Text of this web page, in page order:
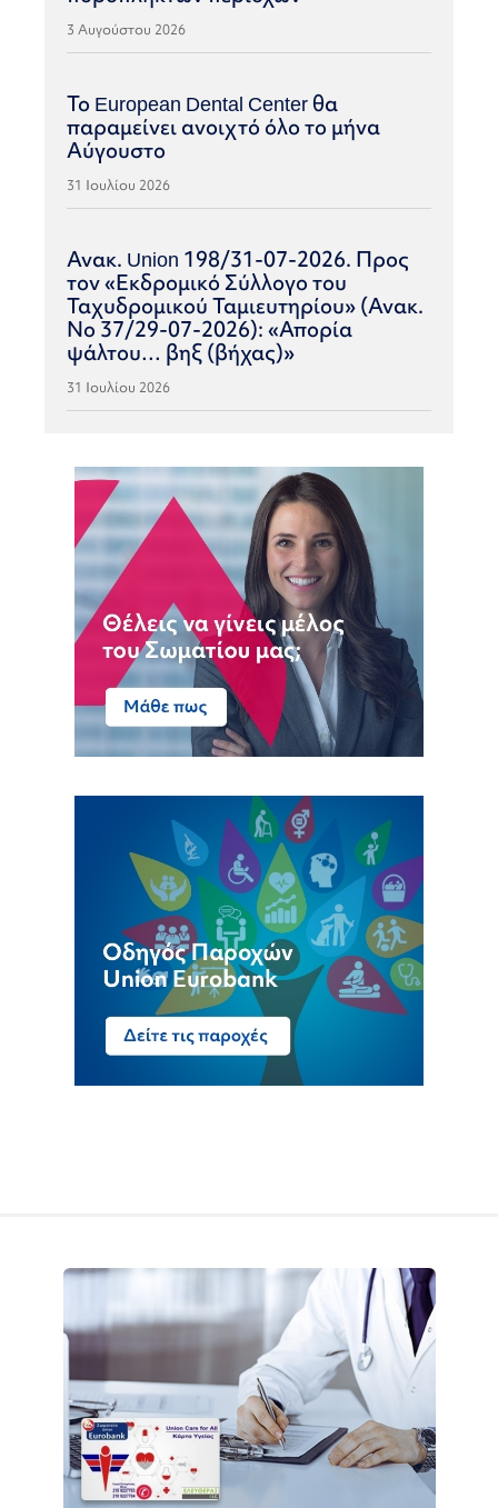
3 Αυγούστου 2026
Το European Dental Center θα
παραμείνει ανοιχτό όλο το μήνα
Αύγουστο
31 Ιουλίου 2026
Ανακ. Union 198/31-07-2026. Προς
τον «Εκδρομικό Σύλλογο του
Ταχυδρομικού Ταμιευτηρίου» (Ανακ.
Νο 37/29-07-2026): «Απορία
ψάλτου… βηξ (βήχας)»
31 Ιουλίου 2026